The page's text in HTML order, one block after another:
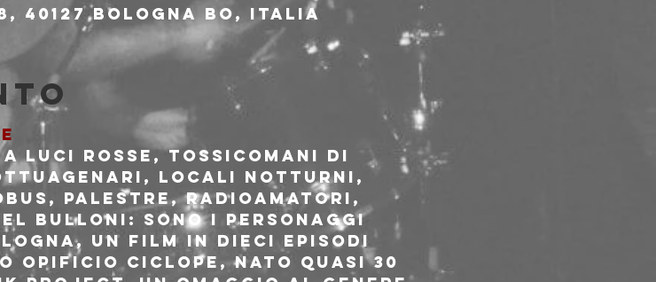
40127 Bologna BO, Italia
luci rosse, tossicomani di
locali notturni,
palestre, radioamatori,
bulloni: sono i personaggi
un film in dieci episodi
Ciclope, nato quasi 30